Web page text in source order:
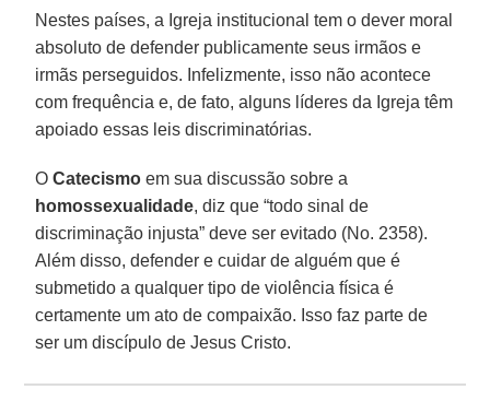
Nestes países, a Igreja institucional tem o dever moral
absoluto de defender publicamente seus irmãos e
irmãs perseguidos. Infelizmente, isso não acontece
com frequência e, de fato, alguns líderes da Igreja têm
apoiado essas leis discriminatórias.
OCatecismo em sua discussão sobre a
homossexualidade, diz que “todo sinal de
discriminação injusta” deve ser evitado (No. 2358).
Além disso, defender e cuidar de alguém que é
submetido a qualquer tipo de violência física é
certamente um ato de compaixão. Isso faz parte de
ser um discípulo de Jesus Cristo.